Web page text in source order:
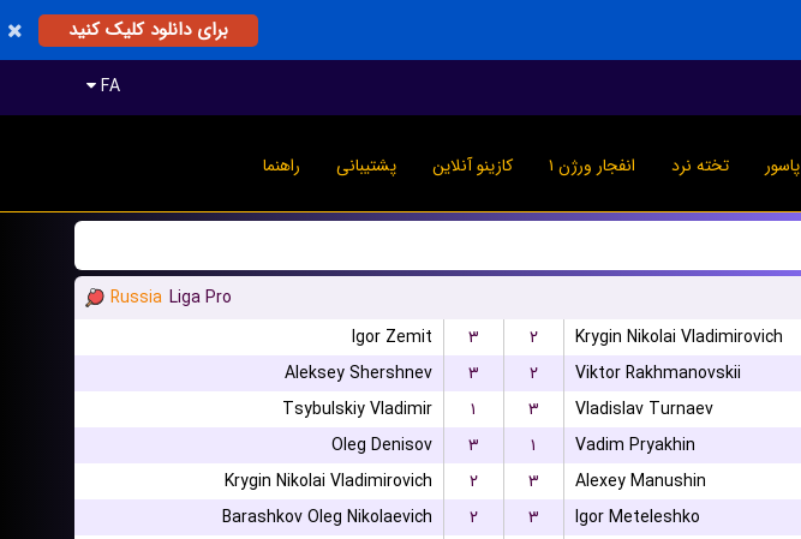
برای دانلود کلیک کنید
FA
پاسور تخته نرد انفجار ورژن ۱ کازینو آنلاین پشتیبانی راهنما
Russia Liga Pro
Igor Zemit
۳ ۲ Krygin Nikolai Vladimirovich
Aleksey Shershnev
۳ ۲ Viktor Rakhmanovskii
Tsybulskiy Vladimir
۱ ۳ Vladislav Turnaev
Oleg Denisov
۳ ۱ Vadim Pryakhin
Krygin Nikolai Vladimirovich
۲ ۳ Alexey Manushin
Barashkov Oleg Nikolaevich
۲ ۳ Igor Meteleshko